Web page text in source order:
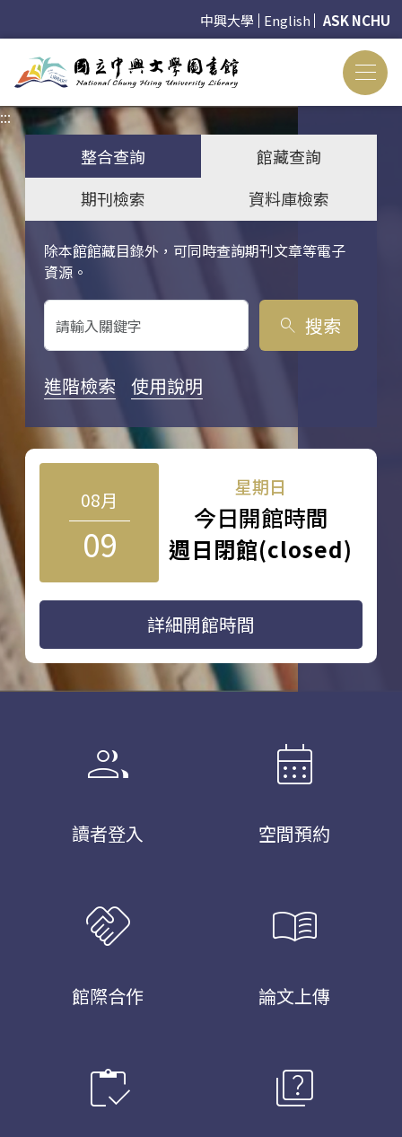
中興大學 English ASK NCHU
:::
整合查詢
館藏查詢
期刊檢索
資料庫檢索
除本館館藏目錄外，可同時查詢期刊文章等電子
資源。
關鍵字搜尋
search 搜索
進階檢索 使用說明
08月
09
星期日
今日開館時間
週日閉館(closed)
詳細開館時間
group
讀者登入
calendar_month
空間預約
handshake
館際合作
menu_book
論文上傳
inventory quiz